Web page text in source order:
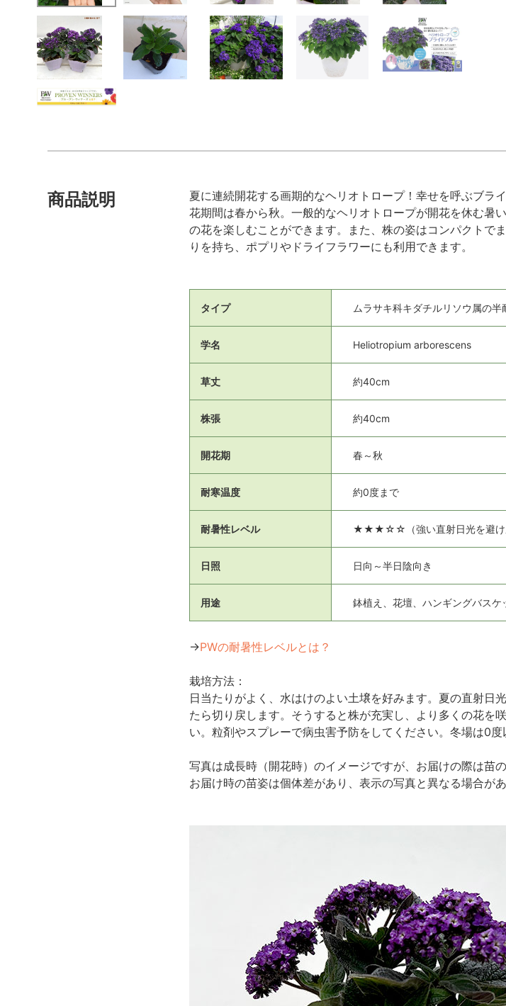
商品説明
夏に連続開花する画期的なヘリオトロープ！幸せを呼ぶブラ
花期間は春から秋。一般的なヘリオトロープが開花を休む暑
の花を楽しむことができます。また、株の姿はコンパクトで
りを持ち、ポプリやドライフラワーにも利用できます。
タイプ ムラサキ科キダチルリソウ属の半
学名 Heliotropium arborescens
草丈 約40cm
株張 約40cm
開花期 春～秋
耐寒温度 約0度まで
耐暑性レベル ★★★☆☆（強い直射日光を避け風
日照 日向～半日陰向き
用途 鉢植え、花壇、ハンギングバスケ
→PWの耐暑性レベルとは？
栽培方法：
日当たりがよく、水はけのよい土壌を好みます。夏の直射日
たら切り戻します。そうすると株が充実し、より多くの花を
い。粒剤やスプレーで病虫害予防をしてください。冬場は0
写真は成長時（開花時）のイメージですが、お届けの際は苗の
お届け時の苗姿は個体差があり、表示の写真と異なる場合があ